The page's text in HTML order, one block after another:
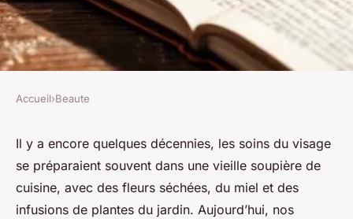
Guide d'achat des crèmes
visage naturelles : ingrédients
essentiels et critères de choix
Accueil›Beaute
Il y a encore quelques décennies, les soins du visage
se préparaient souvent dans une vieille soupière de
cuisine, avec des fleurs séchées, du miel et des
infusions de plantes du jardin. Aujourd’hui, nos